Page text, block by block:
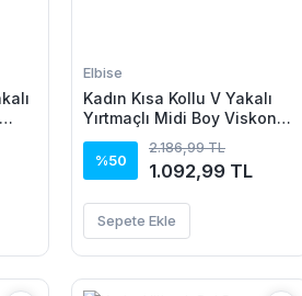
Elbise
Kadın Kısa Kollu V Yakalı
Yırtmaçlı Midi Boy Viskon
Elbise
%50
2.186,99 TL
1.092,99 TL
Sepete Ekle